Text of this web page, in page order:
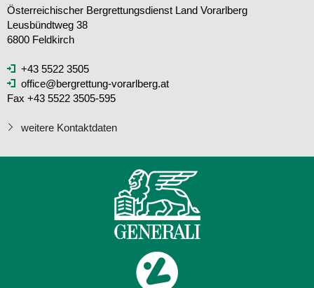
Österreichischer Bergrettungsdienst Land Vorarlberg
Leusbündtweg 38
6800 Feldkirch
+43 5522 3505
office@bergrettung-vorarlberg.at
Fax +43 5522 3505-595
weitere Kontaktdaten